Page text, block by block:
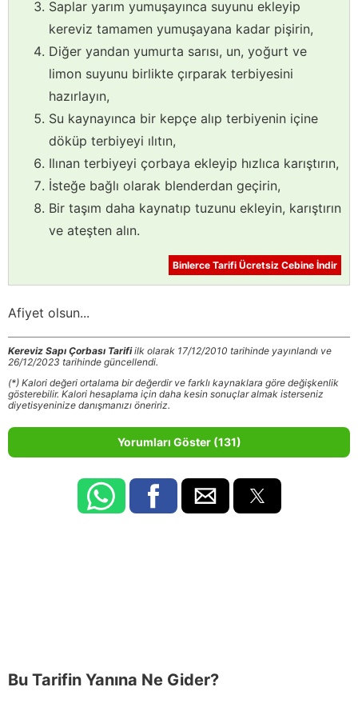
Saplar yarım yumuşayınca suyunu ekleyip
kereviz tamamen yumuşayana kadar pişirin,
Diğer yandan yumurta sarısı, un, yoğurt ve
limon suyunu birlikte çırparak terbiyesini
hazırlayın,
Su kaynayınca bir kepçe alıp terbiyenin içine
döküp terbiyeyi ılıtın,
Ilınan terbiyeyi çorbaya ekleyip hızlıca karıştırın,
İsteğe bağlı olarak blenderdan geçirin,
Bir taşım daha kaynatıp tuzunu ekleyin, karıştırın
ve ateşten alın.
Binlerce Tarifi Ücretsiz Cebine İndir
Afiyet olsun...
Kereviz Sapı Çorbası Tarifiilk olarak 17/12/2010 tarihinde yayınlandı ve
26/12/2023 tarihinde güncellendi.
(*) Kalori değeri ortalama bir değerdir ve farklı kaynaklara göre değişkenlik
gösterebilir. Kalori hesaplama için daha kesin sonuçlar almak isterseniz
diyetisyeninize danışmanızı öneririz.
Yorumları Göster (131)
Bu Tarifin Yanına Ne Gider?